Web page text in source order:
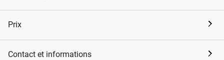
Prix
Contact et informations